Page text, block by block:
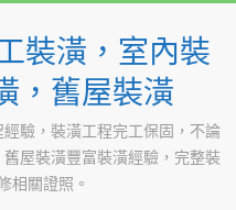
裝潢，室內裝
，舊屋裝潢
驗，裝潢工程完工保固，不論
屋裝潢豐富裝潢經驗，完整裝
相關證照。